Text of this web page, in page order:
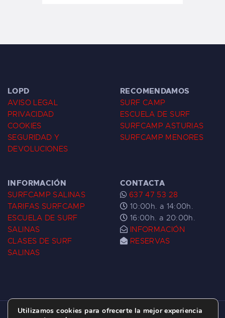
LOPD
AVISO LEGAL
PRIVACIDAD
COOKIES
SEGURIDAD Y
DEVOLUCIONES
RECOMENDAMOS
SURF CAMP
ESCUELA DE SURF
SURFCAMP ASTURIAS
SURFCAMP MENORES
INFORMACIÓN
SURFCAMP SALINAS
TARIFAS SURFCAMP
ESCUELA DE SURF
SALINAS
CLASES DE SURF
SALINAS
CONTACTA
637 47 53 28
10:00h. a 14:00h.
16:00h. a 20:00h.
INFORMACIÓN
RESERVAS
Utilizamos cookies para ofrecerte la mejor experiencia